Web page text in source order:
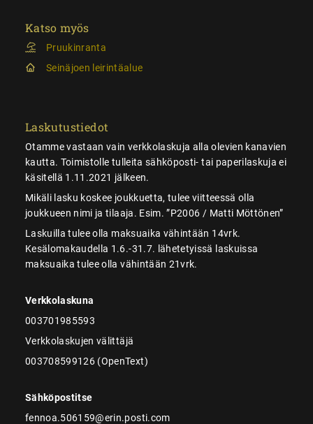
Katso myös
Pruukinranta
Seinäjoen leirintäalue
Laskutustiedot
Otamme vastaan vain verkkolaskuja alla olevien kanavien
kautta. Toimistolle tulleita sähköposti- tai paperilaskuja ei
käsitellä 1.11.2021 jälkeen.
Mikäli lasku koskee joukkuetta, tulee viitteessä olla
joukkueen nimi ja tilaaja. Esim. ”P2006 / Matti Möttönen”
Laskuilla tulee olla maksuaika vähintään 14vrk.
Kesälomakaudella 1.6.-31.7. lähetetyissä laskuissa
maksuaika tulee olla vähintään 21vrk.
Verkkolaskuna
003701985593
Verkkolaskujen välittäjä
003708599126 (OpenText)
Sähköpostitse
fennoa.506159@erin.posti.com